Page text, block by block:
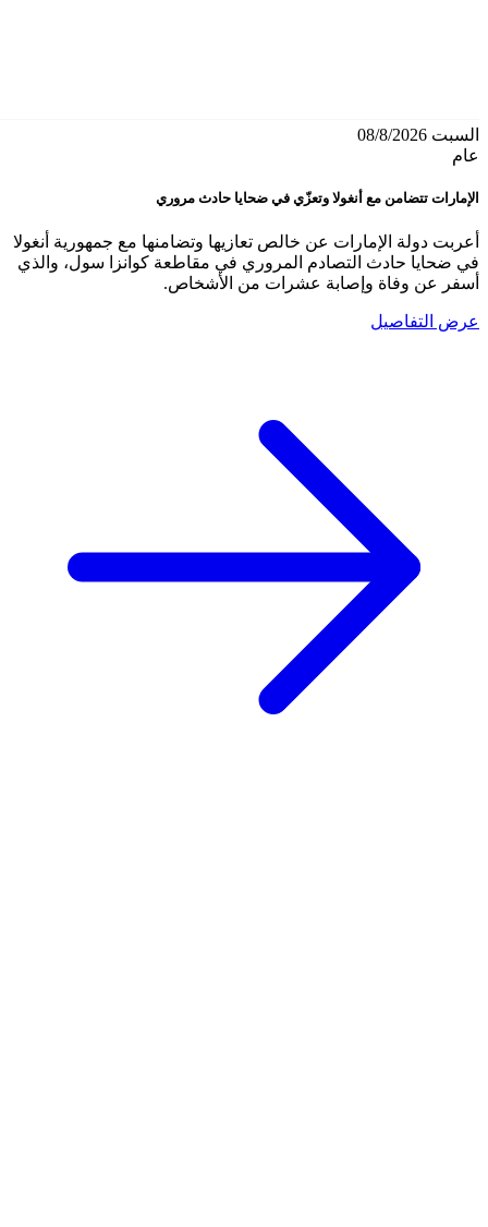
السبت 08/8/2026
عام
الإمارات تتضامن مع أنغولا وتعزّي في ضحايا حادث مروري
أعربت دولة الإمارات عن خالص تعازيها وتضامنها مع جمهورية أنغولا
في ضحايا حادث التصادم المروري في مقاطعة كوانزا سول، والذي
أسفر عن وفاة وإصابة عشرات من الأشخاص.
عرض التفاصيل